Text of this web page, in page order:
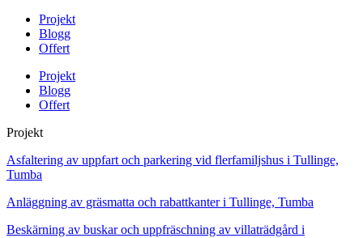
Projekt
Blogg
Offert
Projekt
Blogg
Offert
Projekt
Asfaltering av uppfart och parkering vid flerfamiljshus i Tullinge,
Tumba
Anläggning av gräsmatta och rabattkanter i Tullinge, Tumba
Beskärning av buskar och uppfräschning av villaträdgård i